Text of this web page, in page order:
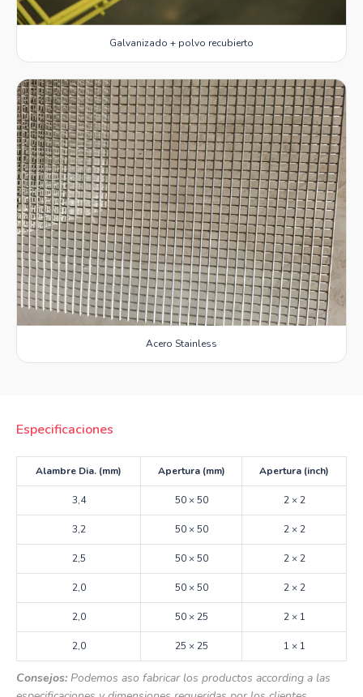
Galvanizado + polvo recubierto
Acero Stainless
Especificaciones
Alambre Dia. (mm) Apertura (mm) Apertura (inch)
3,4 50 × 50 2 × 2
3,2 50 × 50 2 × 2
2,5 50 × 50 2 × 2
2,0 50 × 50 2 × 2
2,0 50 × 25 2 × 1
2,0 25 × 25 1 × 1
Consejos: Podemos aso fabricar los productos according a las